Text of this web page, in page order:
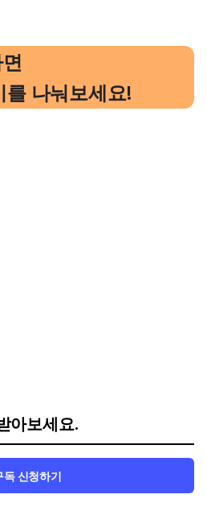
나눠보세요!
아보세요.
독 신청하기